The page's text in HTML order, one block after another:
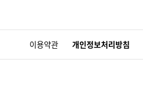
이용약관 개인정보처리방침